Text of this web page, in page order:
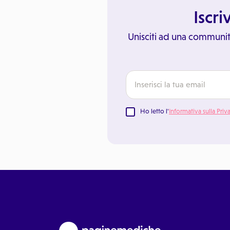
Unisciti ad una
Ho letto l'Informativa sulla